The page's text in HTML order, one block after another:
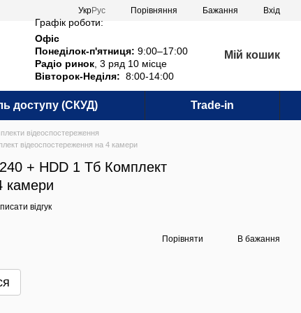
УкрРус Порівняння Бажання Вхід
Графік роботи:
Офіс
Понеділок-п'ятниця: 9:00–17:00
Радіо ринок , 3 ряд 10 місце
Вівторок-Неділя: 8:00-14:00
Мій кошик
доступу (СКУД) Trade-in
відеоспостереження
відеоспостереження на 4 камери
+ HDD 1 Тб Комплект
камери
відгук
Порівняти В бажання